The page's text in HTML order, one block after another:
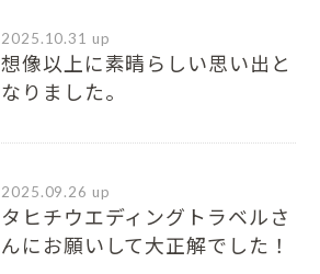
2025.10.31 up
想像以上に素晴らしい思い出と
なりました。
2025.09.26 up
タヒチウエディングトラベルさ
んにお願いして大正解でした！